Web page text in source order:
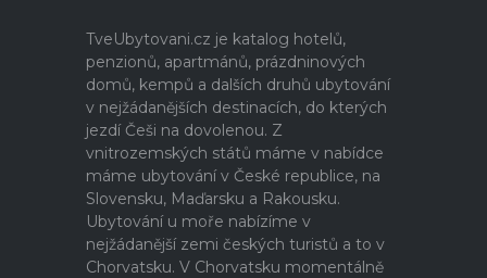
TveUbytovani.cz je katalog hotelů,
penzionů, apartmánů, prázdninových
domů, kempů a dalších druhů ubytování
v nejžádanějších destinacích, do kterých
jezdí Češi na dovolenou. Z
vnitrozemských států máme v nabídce
máme ubytování v České republice, na
Slovensku, Maďarsku a Rakousku.
Ubytování u moře nabízíme v
nejžádanější zemi českých turistů a to v
Chorvatsku. V Chorvatsku momentálně